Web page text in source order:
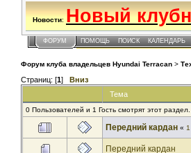
Новости: Новый
ФОРУМ ПОМОЩЬ ПОИСК КАЛЕНДАРЬ
Форум клуба владельцев Hyundai Terracan >
Страниц: [1]
Вниз
Тема
0 Пользователей и 1 Гость смотрят этот раздел.
Передний кардан « 1
Передний кардан